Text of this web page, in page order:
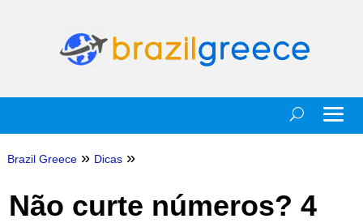
Brazil Greece » Dicas »
Não curte números? 4